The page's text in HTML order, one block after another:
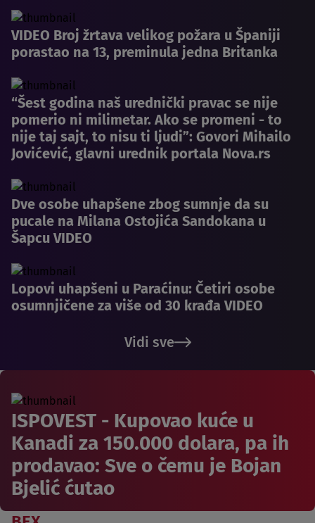
VIDEO Broj žrtava velikog požara u Španiji
porastao na 13, preminula jedna Britanka
“Šest godina naš urednički pravac se nije
pomerio ni milimetar. Ako se promeni - to
nije taj sajt, to nisu ti ljudi”: Govori Mihailo
Jovićević, glavni urednik portala Nova.rs
Dve osobe uhapšene zbog sumnje da su
pucale na Milana Ostojića Sandokana u
Šapcu VIDEO
Lopovi uhapšeni u Paraćinu: Četiri osobe
osumnjičene za više od 30 krađa VIDEO
Vidi sve
ISPOVEST - Kupovao kuće u
Kanadi za 150.000 dolara, pa ih
prodavao: Sve o čemu je Bojan
Bjelić ćutao